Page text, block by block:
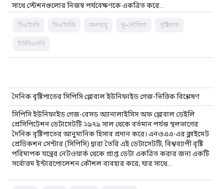
সাথে স্টেশনগুলোর নিজস্ব পর্যবেক্ষণকে একত্রিত করে…
সিএইচসি সিএইচজি জলবায়ু ভূ-ভৌতিক বৃষ্টিপাত
ইউসিএসবি
দৈনিক বৃষ্টিপাতের সিপিসি গ্লোবাল ইউনিফাইড গেজ-ভিত্তিক বিশ্লেষণ
সিপিসি ইউনিফাইড গেজ-বেসড অ্যানালাইসিস অফ গ্লোবাল ডেইলি
প্রেসিপিটেশন ডেটাসেটটি ১৯৭৯ সাল থেকে বর্তমান পর্যন্ত স্থলভাগের
দৈনিক বৃষ্টিপাতের আনুমানিক হিসাব প্রদান করে। এনওএএ-এর ক্লাইমেট
প্রেডিকশন সেন্টার (সিপিসি) দ্বারা তৈরি এই ডেটাসেটটি, বিশ্বব্যাপী বৃষ্টি
পরিমাপক যন্ত্রের নেটওয়ার্ক থেকে প্রাপ্ত ডেটা একত্রিত করার জন্য একটি
সর্বোত্তম ইন্টারপোলেশন কৌশল ব্যবহার করে, যার সাথে…